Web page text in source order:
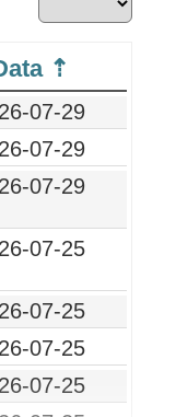
07-29
07-29
07-29
07-25
07-25
07-25
07-25